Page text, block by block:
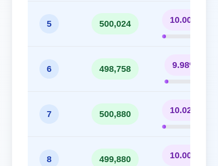
5 500,024 10.00%
6 498,758 9.98%
7 500,880 10.02%
8 499,880 10.00%